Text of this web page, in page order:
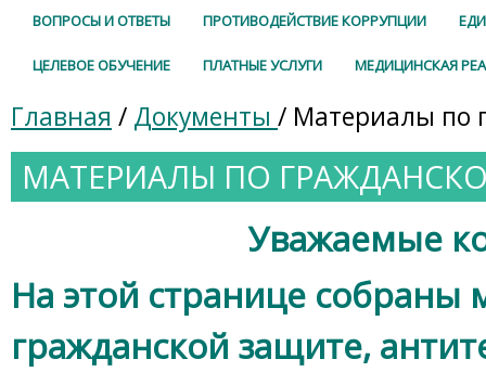
ВОПРОСЫ И ОТВЕТЫ ПРОТИВОДЕЙСТВИЕ КОРРУПЦИИ
ЦЕЛЕВОЕ ОБУЧЕНИЕ ПЛАТНЫЕ УСЛУГИ МЕДИЦИНСКАЯ
Главная / Документы / Материалы по
МАТЕРИАЛЫ ПО
Уважаемые
На этой странице собраны
гражданской защите,